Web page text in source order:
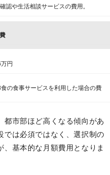
認や生活相談サービスの費用。
円
の食事サービスを利用した場合の費
都市部ほど高くなる傾向があ
では必須ではなく、選択制の
基本的な月額費用となりま